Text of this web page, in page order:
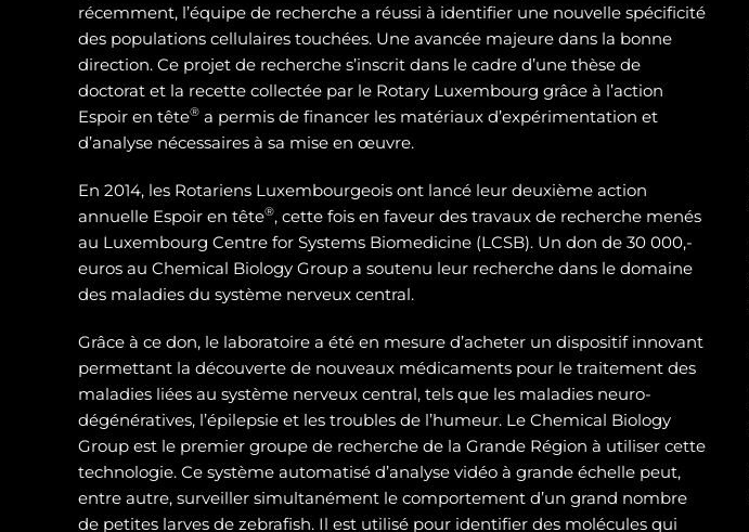
récemment, l’équipe de recherche a réussi à identifier une nouvelle spécificité
des populations cellulaires touchées. Une avancée majeure dans la bonne
direction. Ce projet de recherche s’inscrit dans le cadre d’une thèse de
doctorat et la recette collectée par le Rotary Luxembourg grâce à l’action
Espoir en tête® a permis de financer les matériaux d’expérimentation et
d’analyse nécessaires à sa mise en œuvre.
En 2014, les Rotariens Luxembourgeois ont lancé leur deuxième action
annuelle Espoir en tête®, cette fois en faveur des travaux de recherche menés
au Luxembourg Centre for Systems Biomedicine (LCSB). Un don de 30 000,-
euros au Chemical Biology Group a soutenu leur recherche dans le domaine
des maladies du système nerveux central.
Grâce à ce don, le laboratoire a été en mesure d’acheter un dispositif innovant
permettant la découverte de nouveaux médicaments pour le traitement des
maladies liées au système nerveux central, tels que les maladies neuro-
dégénératives, l’épilepsie et les troubles de l’humeur. Le Chemical Biology
Group est le premier groupe de recherche de la Grande Région à utiliser cette
technologie. Ce système automatisé d’analyse vidéo à grande échelle peut,
entre autre, surveiller simultanément le comportement d’un grand nombre
de petites larves de zebrafish. Il est utilisé pour identifier des molécules qui